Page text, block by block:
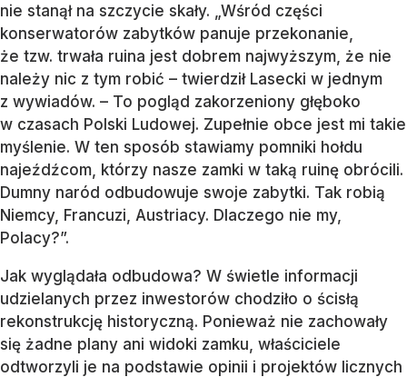
nie stanął na szczycie skały. „Wśród części
konserwatorów zabytków panuje przekonanie,
że tzw. trwała ruina jest dobrem najwyższym, że nie
należy nic z tym robić – twierdził Lasecki w jednym
z wywiadów. – To pogląd zakorzeniony głęboko
w czasach Polski Ludowej. Zupełnie obce jest mi takie
myślenie. W ten sposób stawiamy pomniki hołdu
najeźdźcom, którzy nasze zamki w taką ruinę obrócili.
Dumny naród odbudowuje swoje zabytki. Tak robią
Niemcy, Francuzi, Austriacy. Dlaczego nie my,
Polacy?”.
Jak wyglądała odbudowa? W świetle informacji
udzielanych przez inwestorów chodziło o ścisłą
rekonstrukcję historyczną. Ponieważ nie zachowały
się żadne plany ani widoki zamku, właściciele
odtworzyli je na podstawie opinii i projektów licznych